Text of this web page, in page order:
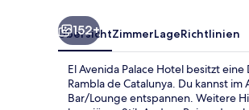
152+
ÜbersichtZimmerLageRichtlinien
El Avenida Palace Hotel besitzt
Rambla de Catalunya. Du kannst
Bar/Lounge entspannen. Weitere